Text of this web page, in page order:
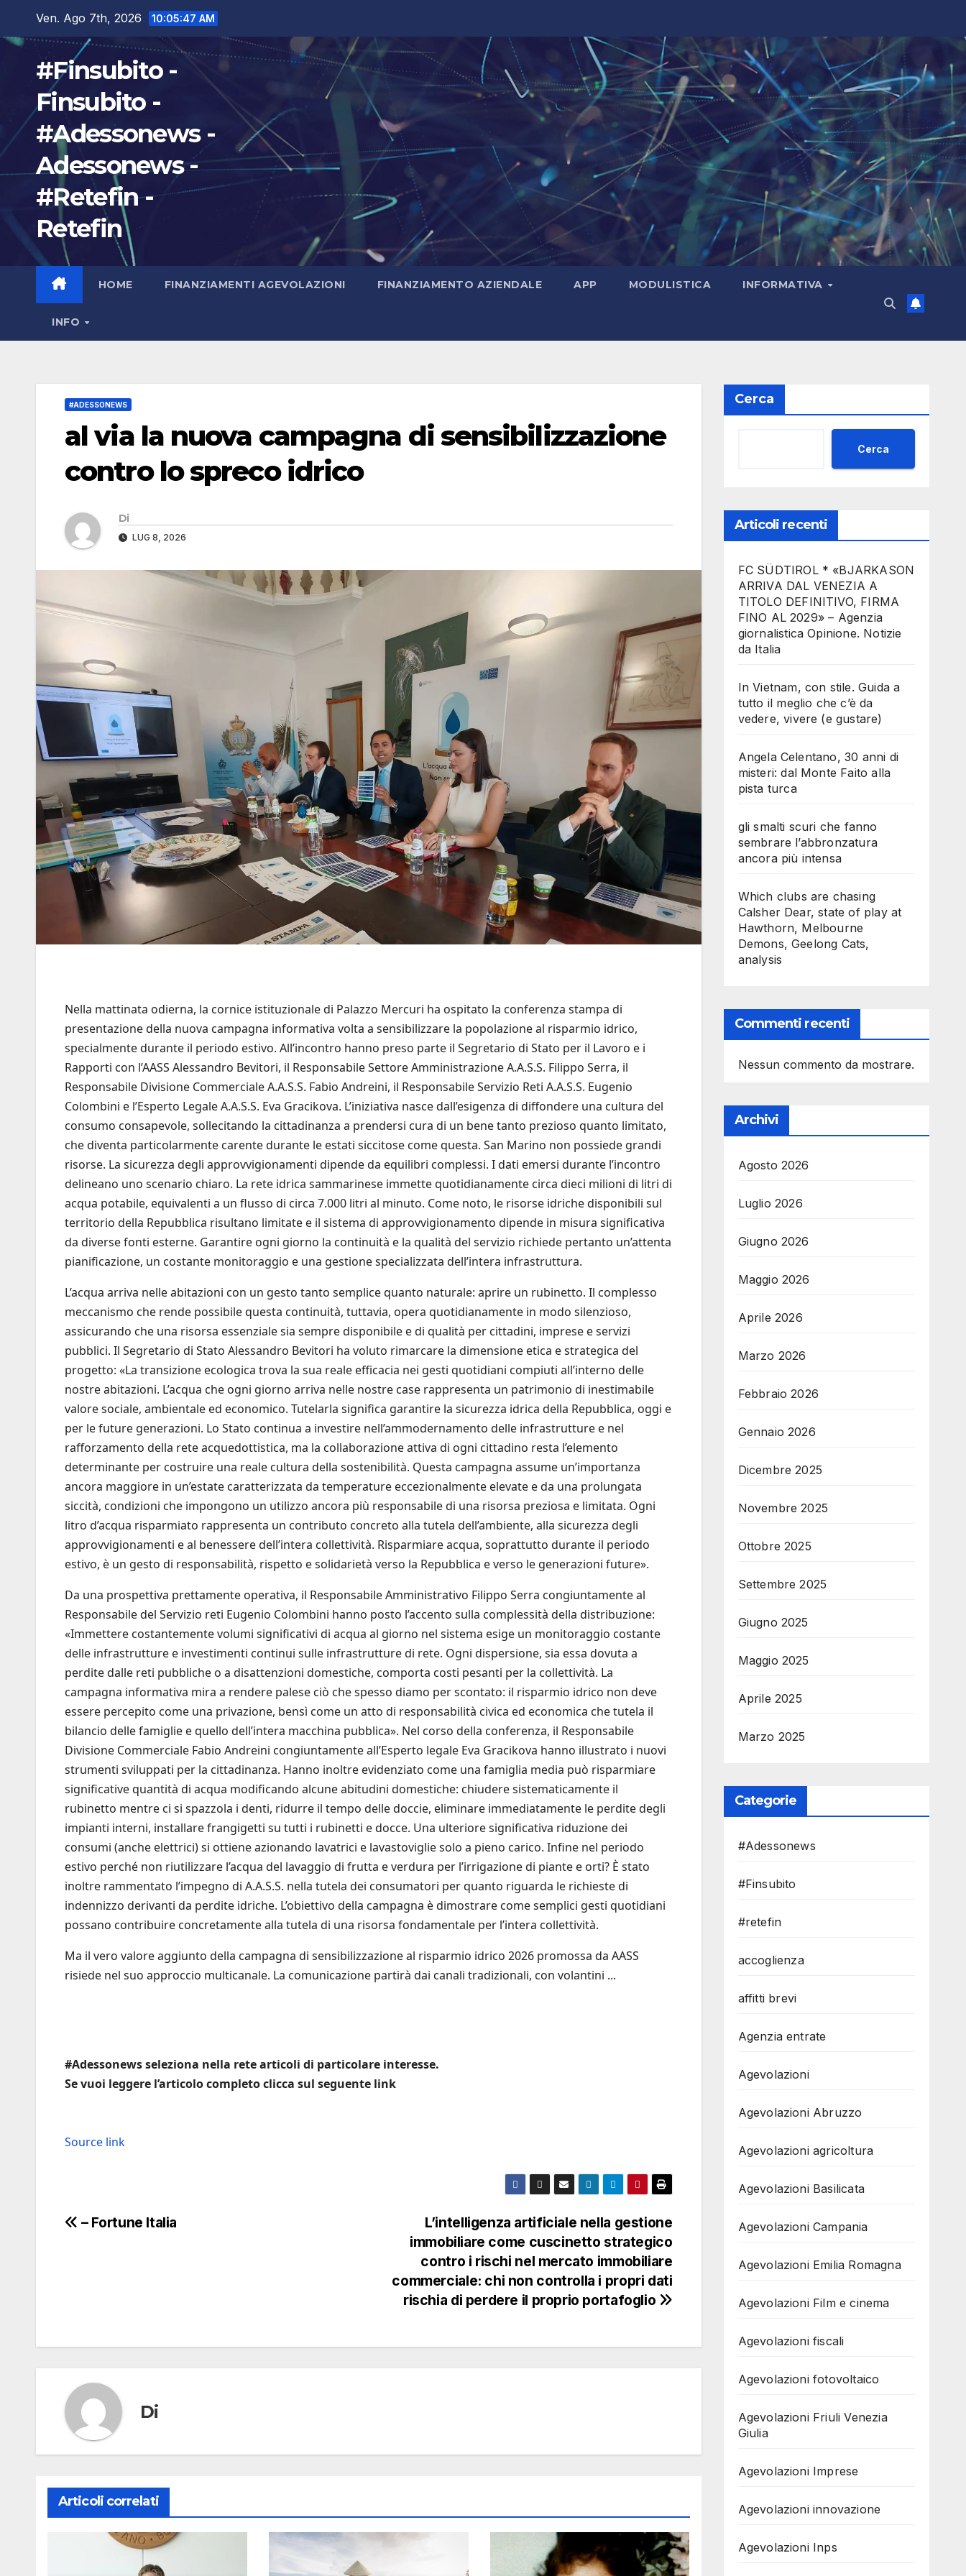
Ven. Ago 7th, 2026 10:05:49 AM
#Finsubito -
Finsubito -
#Adessonews -
Adessonews -
#Retefin -
Retefin
HOME FINANZIAMENTI AGEVOLAZIONI FINANZIAMENTO AZIENDALE APP MODULISTICA INFORMATIVA
INFO
#ADESSONEWS
al via la nuova campagna di sensibilizzazione
contro lo spreco idrico
Di
LUG 8, 2026
Nella mattinata odierna, la cornice istituzionale di Palazzo Mercuri ha ospitato la conferenza stampa di
presentazione della nuova campagna informativa volta a sensibilizzare la popolazione al risparmio idrico,
specialmente durante il periodo estivo. All’incontro hanno preso parte il Segretario di Stato per il Lavoro e i
Rapporti con l’AASS Alessandro Bevitori, il Responsabile Settore Amministrazione A.A.S.S. Filippo Serra, il
Responsabile Divisione Commerciale A.A.S.S. Fabio Andreini, il Responsabile Servizio Reti A.A.S.S. Eugenio
Colombini e l’Esperto Legale A.A.S.S. Eva Gracikova. L’iniziativa nasce dall’esigenza di diffondere una cultura del
consumo consapevole, sollecitando la cittadinanza a prendersi cura di un bene tanto prezioso quanto limitato,
che diventa particolarmente carente durante le estati siccitose come questa. San Marino non possiede grandi
risorse. La sicurezza degli approvvigionamenti dipende da equilibri complessi. I dati emersi durante l’incontro
delineano uno scenario chiaro. La rete idrica sammarinese immette quotidianamente circa dieci milioni di litri di
acqua potabile, equivalenti a un flusso di circa 7.000 litri al minuto. Come noto, le risorse idriche disponibili sul
territorio della Repubblica risultano limitate e il sistema di approvvigionamento dipende in misura significativa
da diverse fonti esterne. Garantire ogni giorno la continuità e la qualità del servizio richiede pertanto un’attenta
pianificazione, un costante monitoraggio e una gestione specializzata dell’intera infrastruttura.
L’acqua arriva nelle abitazioni con un gesto tanto semplice quanto naturale: aprire un rubinetto. Il complesso
meccanismo che rende possibile questa continuità, tuttavia, opera quotidianamente in modo silenzioso,
assicurando che una risorsa essenziale sia sempre disponibile e di qualità per cittadini, imprese e servizi
pubblici. Il Segretario di Stato Alessandro Bevitori ha voluto rimarcare la dimensione etica e strategica del
progetto: «La transizione ecologica trova la sua reale efficacia nei gesti quotidiani compiuti all’interno delle
nostre abitazioni. L’acqua che ogni giorno arriva nelle nostre case rappresenta un patrimonio di inestimabile
valore sociale, ambientale ed economico. Tutelarla significa garantire la sicurezza idrica della Repubblica, oggi e
per le future generazioni. Lo Stato continua a investire nell’ammodernamento delle infrastrutture e nel
rafforzamento della rete acquedottistica, ma la collaborazione attiva di ogni cittadino resta l’elemento
determinante per costruire una reale cultura della sostenibilità. Questa campagna assume un’importanza
ancora maggiore in un’estate caratterizzata da temperature eccezionalmente elevate e da una prolungata
siccità, condizioni che impongono un utilizzo ancora più responsabile di una risorsa preziosa e limitata. Ogni
litro d’acqua risparmiato rappresenta un contributo concreto alla tutela dell’ambiente, alla sicurezza degli
approvvigionamenti e al benessere dell’intera collettività. Risparmiare acqua, soprattutto durante il periodo
estivo, è un gesto di responsabilità, rispetto e solidarietà verso la Repubblica e verso le generazioni future».
Da una prospettiva prettamente operativa, il Responsabile Amministrativo Filippo Serra congiuntamente al
Responsabile del Servizio reti Eugenio Colombini hanno posto l’accento sulla complessità della distribuzione:
«Immettere costantemente volumi significativi di acqua al giorno nel sistema esige un monitoraggio costante
delle infrastrutture e investimenti continui sulle infrastrutture di rete. Ogni dispersione, sia essa dovuta a
perdite dalle reti pubbliche o a disattenzioni domestiche, comporta costi pesanti per la collettività. La
campagna informativa mira a rendere palese ciò che spesso diamo per scontato: il risparmio idrico non deve
essere percepito come una privazione, bensì come un atto di responsabilità civica ed economica che tutela il
bilancio delle famiglie e quello dell’intera macchina pubblica». Nel corso della conferenza, il Responsabile
Divisione Commerciale Fabio Andreini congiuntamente all’Esperto legale Eva Gracikova hanno illustrato i nuovi
strumenti sviluppati per la cittadinanza. Hanno inoltre evidenziato come una famiglia media può risparmiare
significative quantità di acqua modificando alcune abitudini domestiche: chiudere sistematicamente il
rubinetto mentre ci si spazzola i denti, ridurre il tempo delle doccie, eliminare immediatamente le perdite degli
impianti interni, installare frangigetti su tutti i rubinetti e docce. Una ulteriore significativa riduzione dei
consumi (anche elettrici) si ottiene azionando lavatrici e lavastoviglie solo a pieno carico. Infine nel periodo
estivo perché non riutilizzare l’acqua del lavaggio di frutta e verdura per l’irrigazione di piante e orti? È stato
inoltre rammentato l’impegno di A.A.S.S. nella tutela dei consumatori per quanto riguarda le richieste di
indennizzo derivanti da perdite idriche. L’obiettivo della campagna è dimostrare come semplici gesti quotidiani
possano contribuire concretamente alla tutela di una risorsa fondamentale per l’intera collettività.
Ma il vero valore aggiunto della campagna di sensibilizzazione al risparmio idrico 2026 promossa da AASS
risiede nel suo approccio multicanale. La comunicazione partirà dai canali tradizionali, con volantini ...
#Adessonews seleziona nella rete articoli di particolare interesse.
Se vuoi leggere l’articolo completo clicca sul seguente link
Source link
Navigazione
L’intelligenza artificiale nella gestione
immobiliare come cuscinetto strategico
contro i rischi nel mercato immobiliare
commerciale: chi non controlla i propri dati
rischia di perdere il proprio portafoglio
– Fortune Italia
Di
Articoli correlati
Cerca
Cerca
Articoli recenti
FC SÜDTIROL * «BJARKASON
ARRIVA DAL VENEZIA A
TITOLO DEFINITIVO, FIRMA
FINO AL 2029» – Agenzia
giornalistica Opinione. Notizie
da Italia
In Vietnam, con stile. Guida a
tutto il meglio che c’è da
vedere, vivere (e gustare)
Angela Celentano, 30 anni di
misteri: dal Monte Faito alla
pista turca
gli smalti scuri che fanno
sembrare l’abbronzatura
ancora più intensa
Which clubs are chasing
Calsher Dear, state of play at
Hawthorn, Melbourne
Demons, Geelong Cats,
analysis
Commenti recenti
Nessun commento da mostrare.
Archivi
Agosto 2026
Luglio 2026
Giugno 2026
Maggio 2026
Aprile 2026
Marzo 2026
Febbraio 2026
Gennaio 2026
Dicembre 2025
Novembre 2025
Ottobre 2025
Settembre 2025
Giugno 2025
Maggio 2025
Aprile 2025
Marzo 2025
Categorie
#Adessonews
#Finsubito
#retefin
accoglienza
affitti brevi
Agenzia entrate
Agevolazioni
Agevolazioni Abruzzo
Agevolazioni agricoltura
Agevolazioni Basilicata
Agevolazioni Campania
Agevolazioni Emilia Romagna
Agevolazioni Film e cinema
Agevolazioni fiscali
Agevolazioni fotovoltaico
Agevolazioni Friuli Venezia
Giulia
Agevolazioni Imprese
Agevolazioni innovazione
Agevolazioni Inps